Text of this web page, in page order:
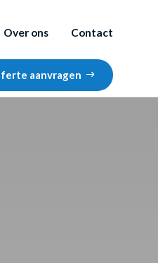
Over ons Contact
aanvragen